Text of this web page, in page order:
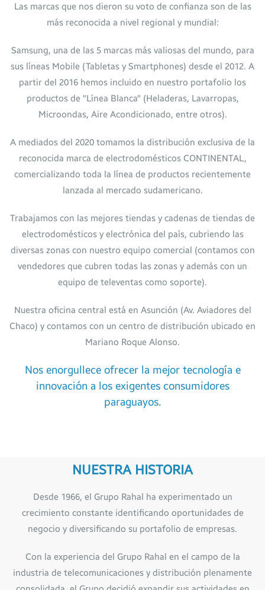
Las marcas que nos dieron su voto de confianza son de las
más reconocida a nivel regional y mundial:
Samsung, una de las 5 marcas más valiosas del mundo, para
sus líneas Mobile (Tabletas y Smartphones) desde el 2012. A
partir del 2016 hemos incluido en nuestro portafolio los
productos de "Línea Blanca" (Heladeras, Lavarropas,
Microondas, Aire Acondicionado, entre otros).
A mediados del 2020 tomamos la distribución exclusiva de la
reconocida marca de electrodomésticos CONTINENTAL,
comercializando toda la línea de productos recientemente
lanzada al mercado sudamericano.
Trabajamos con las mejores tiendas y cadenas de tiendas de
electrodomésticos y electrónica del país, cubriendo las
diversas zonas con nuestro equipo comercial (contamos con
vendedores que cubren todas las zonas y además con un
equipo de televentas como soporte).
Nuestra oficina central está en Asunción (Av. Aviadores del
Chaco) y contamos con un centro de distribución ubicado en
Mariano Roque Alonso.
Nos enorgullece ofrecer la mejor tecnología e
innovación a los exigentes consumidores
paraguayos.
NUESTRA HISTORIA
Desde 1966, el Grupo Rahal ha experimentado un
crecimiento constante identificando oportunidades de
negocio y diversificando su portafolio de empresas.
Con la experiencia del Grupo Rahal en el campo de la
industria de telecomunicaciones y distribución plenamente